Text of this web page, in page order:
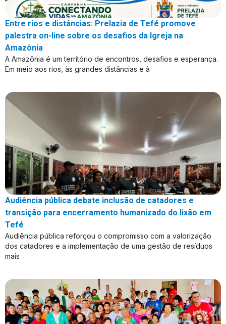
Entre rios e distâncias: Prelazia de Tefé promove
palestra on-line sobre os desafios da Igreja na
Amazônia
A Amazônia é um território de encontros, desafios e esperança.
Em meio aos rios, às grandes distâncias e à
Audiência pública debate inclusão de catadores e
transição para encerramento humanizado do lixão em
Tefé
Audiência pública reforçou o compromisso com a valorização
dos catadores e a implementação de uma gestão de resíduos
mais